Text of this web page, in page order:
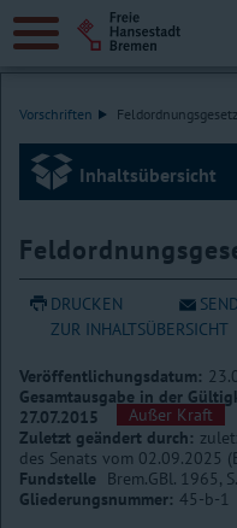
Vorschriften
Inhaltsübersicht
DRUCKEN
ZUR INHALTSÜBERSICHT
Veröffentlichungsdatum:
Gesamtausgabe in der
27.07.2015
Außer Kraft
Zuletzt geändert durch:
des Senats vom 02.09.2025
Fundstelle
Brem.GBl. 1965,
Gliederungsnummer: 45-b-1